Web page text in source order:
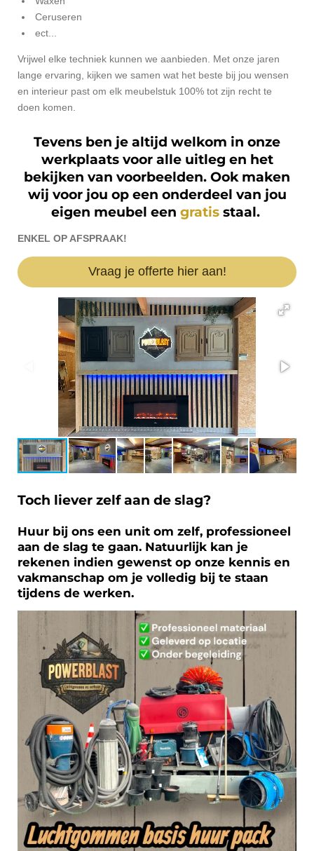
Ceruseren
ect...
Vrijwel elke techniek kunnen we aanbieden. Met onze jaren
lange ervaring, kijken we samen wat het beste bij jou wensen
en interieur past om elk meubelstuk 100% tot zijn recht te
doen komen.
Tevens ben je altijd welkom in onze
werkplaats voor alle uitleg en het
bekijken van voorbeelden. Ook maken
wij voor jou op een onderdeel van jou
eigen meubel een gratis staal.
ENKEL OP AFSPRAAK!
Vraag je offerte hier aan!
Toch liever zelf aan de slag?
Huur bij ons een unit om zelf, professioneel
aan de slag te gaan. Natuurlijk kan je
rekenen indien gewenst op onze kennis en
vakmanschap om je volledig bij te staan
tijdens de werken.